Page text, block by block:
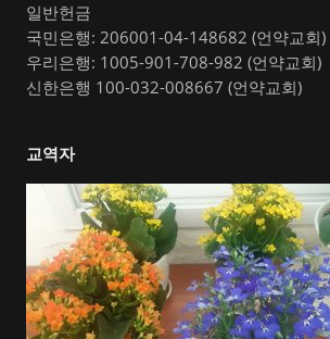
일반헌금
국민은행: 206001-04-148682 (언약교회)
우리은행: 1005-901-708-982 (언약교회)
신한은행 100-032-008667 (언약교회)
교역자